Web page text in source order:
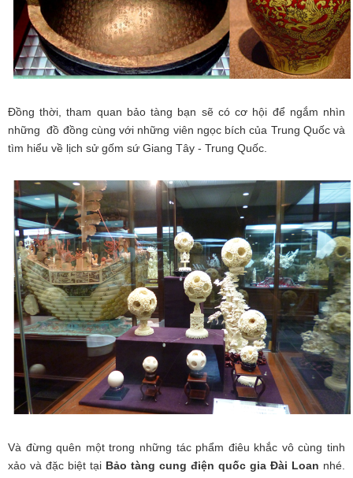
Đồng thời, tham quan bảo tàng bạn sẽ có cơ hội để ngắm nhìn
những đồ đồng cùng với những viên ngọc bích của Trung Quốc và
tìm hiểu về lịch sử gốm sứ Giang Tây - Trung Quốc.
Và đừng quên một trong những tác phẩm điêu khắc vô cùng tinh
xảo và đặc biệt tại Bảo tàng cung điện quốc gia Đài Loan nhé.